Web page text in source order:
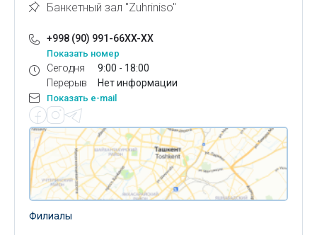
Банкетный зал "Zuhriniso"
+998 (90) 991-66XX-XX
Показать номер
Сегодня
Перерыв
9:00 - 18:00
Нет информации
Показать e-mail
Филиалы